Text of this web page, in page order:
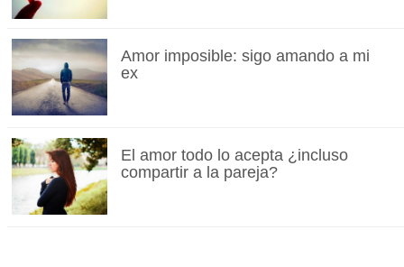
Amor imposible: sigo amando a mi
ex
El amor todo lo acepta ¿incluso
compartir a la pareja?